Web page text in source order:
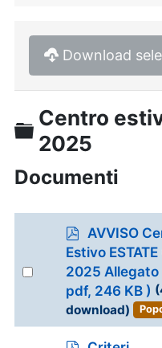
Download
Cartella
Centro
2025
Documenti
Select
p
d
f
AVVISO
Estivo ESTATE
2025 Allegato
pdf, 246 KB )
download)
p